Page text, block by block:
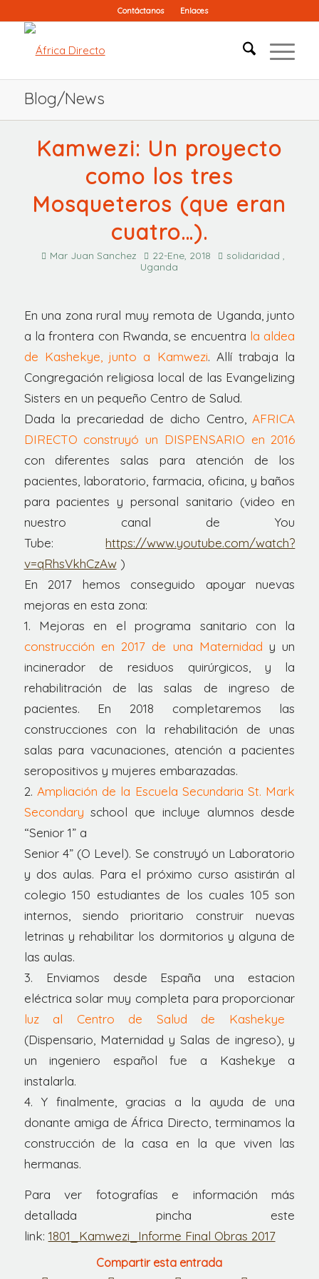
Contáctanos Enlaces
Blog/News
Kamwezi: Un proyecto
como los tres
Mosqueteros (que eran
cuatro…).
Mar Juan Sanchez 22-Ene, 2018
solidaridad ,
Uganda
En una zona rural muy remota de Uganda, junto
a la frontera con Rwanda, se encuentra la aldea
de Kashekye, junto a Kamwezi. Allí trabaja la
Congregación religiosa local de las Evangelizing
Sisters en un pequeño Centro de Salud.
Dada la precariedad de dicho Centro,AFRICA
DIRECTO construyó un DISPENSARIO en 2016
con diferentes salas para atención de los
pacientes, laboratorio, farmacia, oficina, y baños
para pacientes y personal sanitario (video en
nuestro canal de You
Tube:https://www.youtube.com/watch?
v=qRhsVkhCzAw)
En 2017 hemos conseguido apoyar nuevas
mejoras en esta zona:
1. Mejoras en el programa sanitario con la
construcción en 2017 de una Maternidad y un
incinerador de residuos quirúrgicos, y la
rehabilitración de las salas de ingreso de
pacientes. En 2018 completaremos las
construcciones con la rehabilitación de unas
salas para vacunaciones, atención a pacientes
seropositivos y mujeres embarazadas.
2. Ampliación de la Escuela Secundaria St. Mark
Secondary school que incluye alumnos desde
“Senior 1” a
Senior 4” (O Level). Se construyó un Laboratorio
y dos aulas. Para el próximo curso asistirán al
colegio 150 estudiantes de los cuales 105 son
internos, siendo prioritario construir nuevas
letrinas y rehabilitar los dormitorios y alguna de
las aulas.
3. Enviamos desde España una estacion
eléctrica solar muy completa para proporcionar
luz al Centro de Salud de Kashekye
(Dispensario, Maternidad y Salas de ingreso), y
un ingeniero español fue a Kashekye a
instalarla.
4. Y finalmente, gracias a la ayuda de una
donante amiga de África Directo, terminamos la
construcción de la casa en la que viven las
hermanas.
Para ver fotografías e información más
detallada pincha este
link: 1801_Kamwezi_Informe Final Obras 2017
Compartir esta entrada